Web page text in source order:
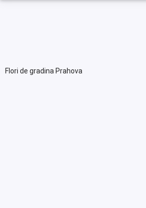
Flori de gradina Prahova